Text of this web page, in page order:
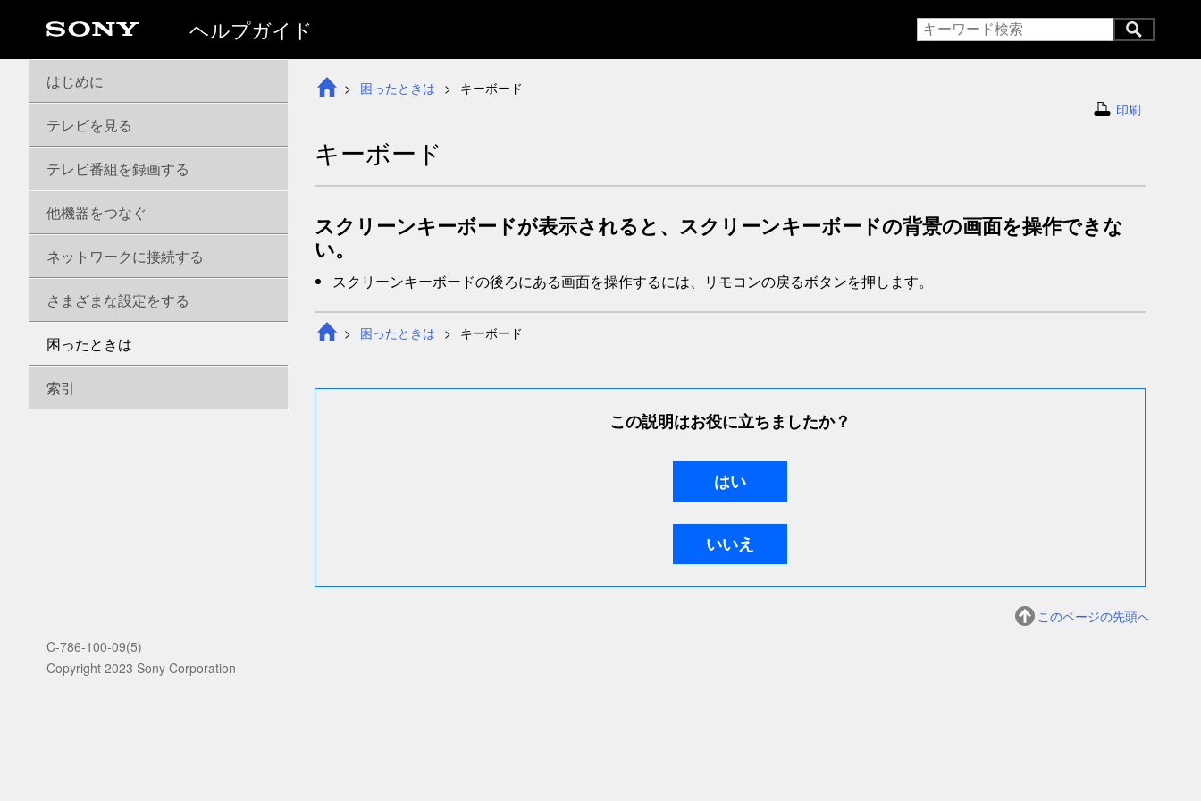
ヘルプガイド
困ったときは
キーボード
印刷
キーボード
スクリーンキーボードが表示されると、スクリーンキーボードの背景の画面を操作できな
い。
スクリーンキーボードの後ろにある画面を操作するには、リモコンの戻るボタンを押します。
困ったときは キーボード
この説明はお役に立ちましたか？
はじめに
テレビを見る
テレビ番組を録画する
他機器をつなぐ
ネットワークに接続する
さまざまな設定をする
困ったときは
索引
このページの先頭へ
C-786-100-09(5)
Copyright 2023 Sony Corporation